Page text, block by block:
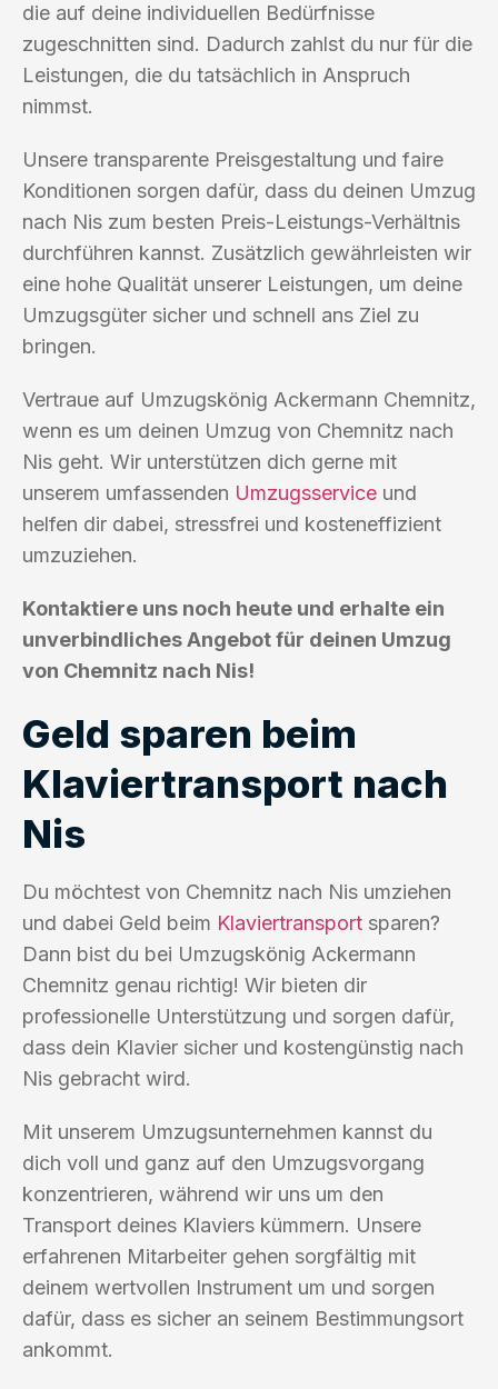
die auf deine individuellen Bedürfnisse
zugeschnitten sind. Dadurch zahlst du nur für die
Leistungen, die du tatsächlich in Anspruch
nimmst.
Unsere transparente Preisgestaltung und faire
Konditionen sorgen dafür, dass du deinen Umzug
nach Nis zum besten Preis-Leistungs-Verhältnis
durchführen kannst. Zusätzlich gewährleisten wir
eine hohe Qualität unserer Leistungen, um deine
Umzugsgüter sicher und schnell ans Ziel zu
bringen.
Vertraue auf Umzugskönig Ackermann Chemnitz,
wenn es um deinen Umzug von Chemnitz nach
Nis geht. Wir unterstützen dich gerne mit
unserem umfassenden Umzugsservice und
helfen dir dabei, stressfrei und kosteneffizient
umzuziehen.
Kontaktiere uns noch heute und erhalte ein
unverbindliches Angebot für deinen Umzug
von Chemnitz nach Nis!
Geld sparen beim
Klaviertransport nach
Nis
Du möchtest von Chemnitz nach Nis umziehen
und dabei Geld beim Klaviertransport sparen?
Dann bist du bei Umzugskönig Ackermann
Chemnitz genau richtig! Wir bieten dir
professionelle Unterstützung und sorgen dafür,
dass dein Klavier sicher und kostengünstig nach
Nis gebracht wird.
Mit unserem Umzugsunternehmen kannst du
dich voll und ganz auf den Umzugsvorgang
konzentrieren, während wir uns um den
Transport deines Klaviers kümmern. Unsere
erfahrenen Mitarbeiter gehen sorgfältig mit
deinem wertvollen Instrument um und sorgen
dafür, dass es sicher an seinem Bestimmungsort
ankommt.